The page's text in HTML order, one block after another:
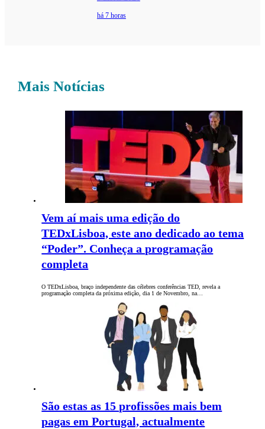
há 7 horas
Mais Notícias
Vem aí mais uma edição do
TEDxLisboa, este ano dedicado ao tema
“Poder”. Conheça a programação
completa
O TEDxLisboa, braço independente das célebres conferências TED, revela a
programação completa da próxima edição, dia 1 de Novembro, na…
São estas as 15 profissões mais bem
pagas em Portugal, actualmente